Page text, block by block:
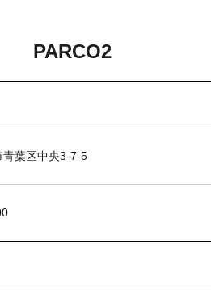
PARCO2
青葉区中央3-7-5